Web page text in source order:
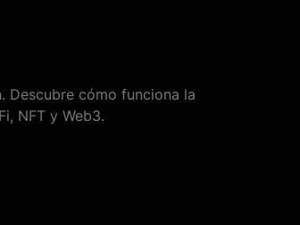
Descubre cómo funciona la
NFT y Web3.